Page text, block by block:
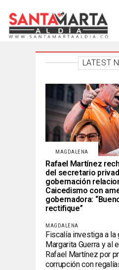
LATEST
MAGDALENA
Rafael Martínez
del secretario
gobernación
Caicedismo con
gobernadora:
rectifique”
MAGDALENA
Fiscalía investiga a la
Margarita Guerra y al
Rafael Martínez por
corrupción con